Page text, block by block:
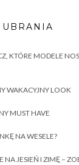
KTÓRE MODELE
WAKACYJNY LOOK
MUST HAVE
NA WESELE?
NA JESIEŃ I ZIMĘ –